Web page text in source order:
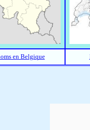
en Belgique